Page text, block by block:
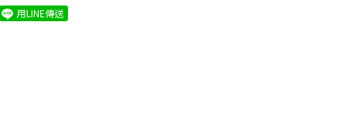
用LINE傳送